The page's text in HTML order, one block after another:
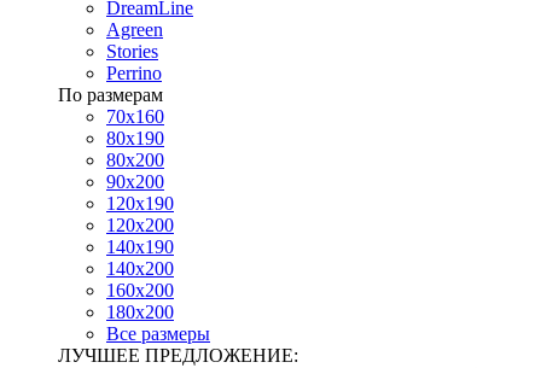
DreamLine
Agreen
Stories
Perrino
По размерам
70х160
80х190
80х200
90х200
120х190
120х200
140х190
140х200
160х200
180х200
Все размеры
ЛУЧШЕЕ ПРЕДЛОЖЕНИЕ: